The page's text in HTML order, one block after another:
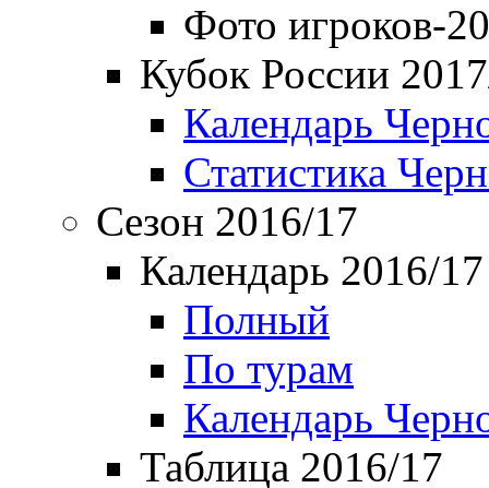
Фото игроков-
Кубок России
Календарь
Статистика
Сезон 2016/17
Календарь 2016/17
Полный
По турам
Календарь
Таблица 2016/17